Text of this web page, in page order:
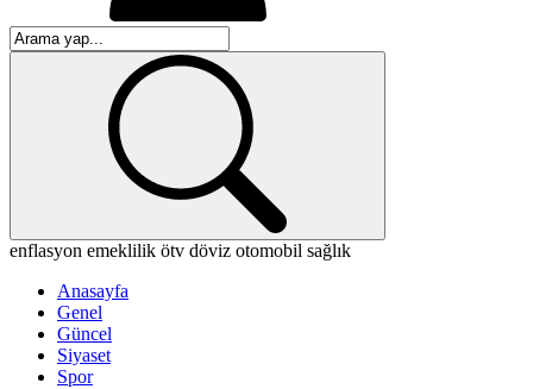
enflasyon emeklilik ötv döviz otomobil sağlık
Anasayfa
Genel
Güncel
Siyaset
Spor